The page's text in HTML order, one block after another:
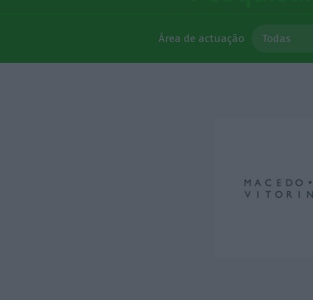
Área de actuação Todas
Todas
Criminal,